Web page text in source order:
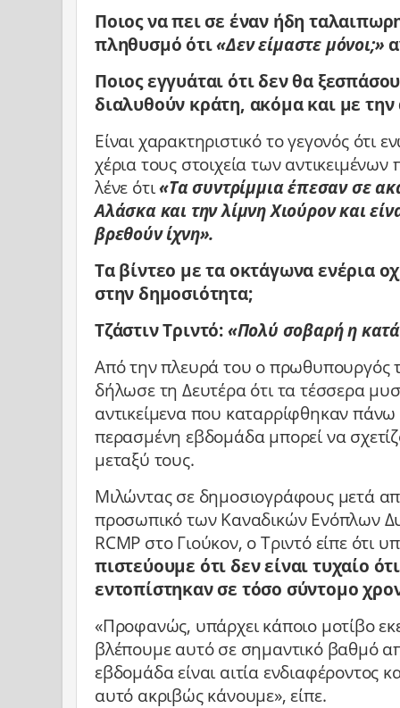
Ποιος να πει σε έναν ήδη
πληθυσμό ότι«Δεν είμαστε μόνοι;»
Ποιος εγγυάται ότι δεν θα
διαλυθούν κράτη, ακόμα και με
Είναι χαρακτηριστικό το γεγονός ότι
χέρια τους στοιχεία των
λένε ότι«Τα συντρίμμια έπεσαν σε
Αλάσκα και την λίμνη Χιούρον και
βρεθούν ίχνη».
Τα βίντεο με τα οκτάγωνα ενέρια
στην δημοσιότητα;
Τζάστιν Τριντό:«Πολύ σοβαρή η
Από την πλευρά του ο πρωθυπουργός
δήλωσε τη Δευτέρα ότι τα τέσσερα
αντικείμενα που καταρρίφθηκαν
περασμένη εβδομάδα μπορεί να
μεταξύ τους.
Μιλώντας σε δημοσιογράφους μετά
προσωπικό των Καναδικών Ενόπλων
RCMP στο Γιούκον, ο Τριντό είπε ότι
πιστεύουμε ότι δεν είναι τυχαίο
εντοπίστηκαν σε τόσο σύντομο
«Προφανώς, υπάρχει κάποιο μοτίβο
βλέπουμε αυτό σε σημαντικό βαθμό
εβδομάδα είναι αιτία ενδιαφέροντος
αυτό ακριβώς κάνουμε», είπε.